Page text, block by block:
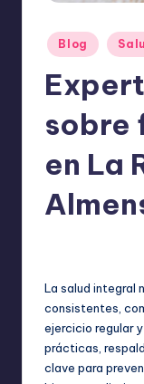
Publicado
en
Blog
sobre
en La
La salud integral
consistentes,
ejercicio regular
prácticas,
clave para